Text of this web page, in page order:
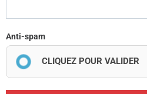
Anti-spam
CLIQUEZ POUR VALIDER